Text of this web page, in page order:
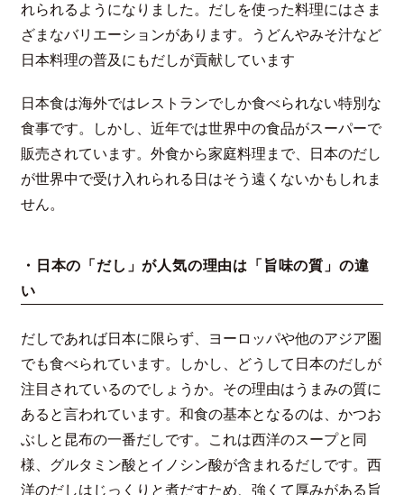
れられるようになりました。だしを使った料理にはさま
ざまなバリエーションがあります。うどんやみそ汁など
日本料理の普及にもだしが貢献しています
日本食は海外ではレストランでしか食べられない特別な
食事です。しかし、近年では世界中の食品がスーパーで
販売されています。外食から家庭料理まで、日本のだし
が世界中で受け入れられる日はそう遠くないかもしれま
せん。
・日本の「だし」が人気の理由は「旨味の質」の違
い
だしであれば日本に限らず、ヨーロッパや他のアジア圏
でも食べられています。しかし、どうして日本のだしが
注目されているのでしょうか。その理由はうまみの質に
あると言われています。和食の基本となるのは、かつお
ぶしと昆布の一番だしです。これは西洋のスープと同
様、グルタミン酸とイノシン酸が含まれるだしです。西
洋のだしはじっくりと煮だすため、強くて厚みがある旨